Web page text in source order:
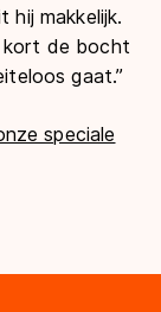
hij makkelijk.
kort de bocht
gaat.”
speciale